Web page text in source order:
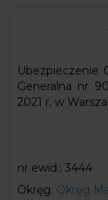
Ubezpieczenie
Generalna nr
2021 r. w
nr ewid.: 3444
Okręg: Okręg